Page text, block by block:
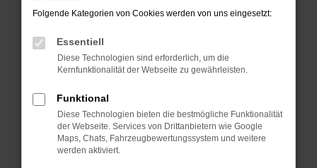
Prüfe deine Browsererweiterungen.
können das Laden bestimmter Seiten
verhindern. Funktioniert die Seite in einem
anderen Browser oder in einem privaten
Starte dein Gerät neu.
Das kann manchmal helfen, vorübergehende
Probleme zu beheben.
Folgende Kategorien von Cookies werden von uns eingesetzt:
Essentiell
Diese Technologien sind erforderlich, um die
Kernfunktionalität der Webseite zu gewährleisten.
Funktional
Diese Technologien bieten die bestmögliche Funktionalität
der Webseite. Services von Drittanbietern wie Google
Maps, Chats, Fahrzeugbewertungssystem und weitere
werden aktiviert.